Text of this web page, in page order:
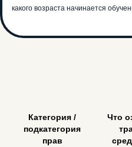
какого возраста начинается
Категория /
подкатегория
прав
Что